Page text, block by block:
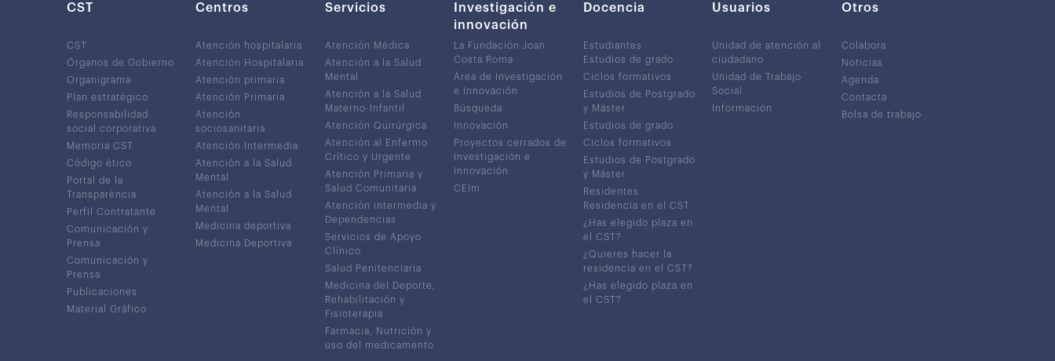
CST
CST
Órganos de Gobierno
Organigrama
Plan estratégico
Responsabilidad
social corporativa
Memoria CST
Código ético
Portal de la
Transparència
Perfil Contratante
Comunicación y
Prensa
Comunicación y
Prensa
Publicaciones
Material Gráfico
Centros
Atención hospitalaria
Atención Hospitalaria
Atención primaria
Atención Primaria
Atención
sociosanitaria
Atención Intermedia
Atención a la Salud
Mental
Atención a la Salud
Mental
Medicina deportiva
Medicina Deportiva
Servicios
Atención Médica
Atención a la Salud
Mental
Atención a la Salud
Materno-Infantil
Atención Quirúrgica
Atención al Enfermo
Crítico y Urgente
Atención Primaria y
Salud Comunitaria
Atención intermedia y
Dependencias
Servicios de Apoyo
Clínico
Salud Penitenciaria
Medicina del Deporte,
Rehabilitación y
Fisioterapia
Farmacia, Nutrición y
uso del medicamento
Investigación e
innovación
La Fundación Joan
Costa Roma
Área de Investigación
e Innovación
Búsqueda
Innovación
Proyectos cerrados de
Investigación e
Innovación
CEIm
Docencia
Estudiantes
Estudios de grado
Ciclos formativos
Estudios de Postgrado
y Máster
Estudios de grado
Ciclos formativos
Estudios de Postgrado
y Máster
Residentes
Residencia en el CST
¿Has elegido plaza en
el CST?
¿Quieres hacer la
residencia en el CST?
¿Has elegido plaza en
el CST?
Usuarios
Unidad de atención al
ciudadano
Unidad de Trabajo
Social
Información
Otros
Colabora
Noticias
Agenda
Contacta
Bolsa de trabajo